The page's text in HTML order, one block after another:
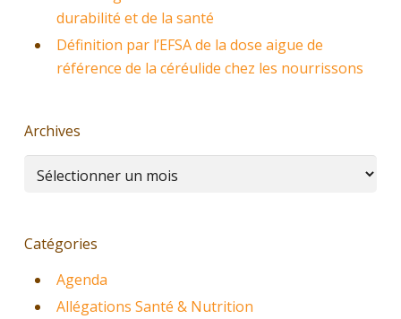
durabilité et de la santé
Définition par l’EFSA de la dose aigue de
référence de la céréulide chez les nourrissons
Archives
Archives
Catégories
Agenda
Allégations Santé & Nutrition